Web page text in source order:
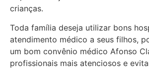
crianças.
Toda família deseja utilizar bons
atendimento médico a seus filhos,
um bom convênio médico Afonso
profissionais mais atenciosos e